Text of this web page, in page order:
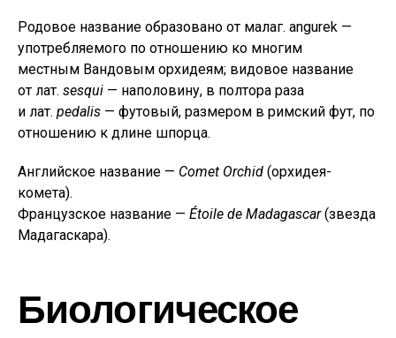
Родовое название образовано от малаг. angurek —
употребляемого по отношению ко многим
местным Вандовым орхидеям; видовое название
от лат. sesqui — наполовину, в полтора раза
и лат. pedalis — футовый, размером в римский фут, по
отношению к длине шпорца.
Английское название — Comet Orchid (орхидея-
комета).
Французское название — Étoile de Madagascar(звезда
Мадагаскара).
Биологическое